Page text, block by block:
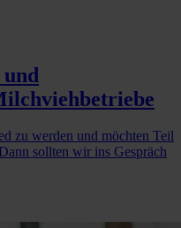
zu werden und möchten Teil
sollten wir ins Gespräch